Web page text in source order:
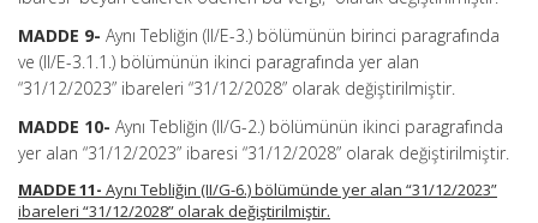
MADDE 9- Aynı Tebliğin (II/E-3.) bölümünün birinci paragrafında
ve (II/E-3.1.1.) bölümünün ikinci paragrafında yer alan
“31/12/2023” ibareleri “31/12/2028” olarak değiştirilmiştir.
MADDE 10- Aynı Tebliğin (II/G-2.) bölümünün ikinci paragrafında
yer alan “31/12/2023” ibaresi “31/12/2028” olarak değiştirilmiştir.
MADDE 11- Aynı Tebliğin (II/G-6.) bölümünde yer alan “31/12/2023”
ibareleri “31/12/2028” olarak değiştirilmiştir.